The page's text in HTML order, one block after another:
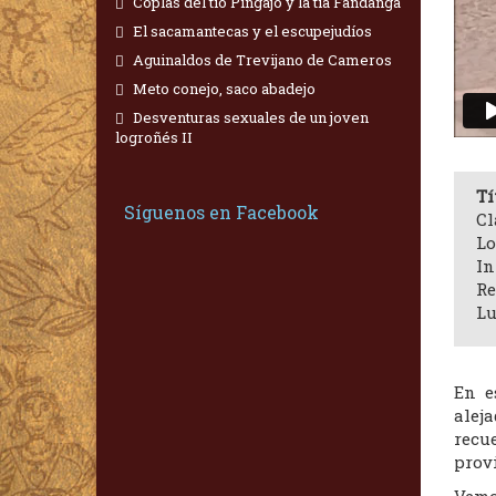
El sacamantecas y el escupejudíos
Aguinaldos de Trevijano de Cameros
Meto conejo, saco abadejo
Desventuras sexuales de un joven
logroñés II
Síguenos en Facebook
En